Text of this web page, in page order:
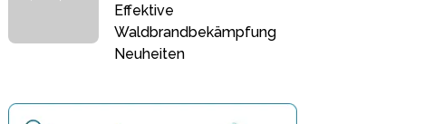
Effektive
Waldbrandbekämpfung
Neuheiten